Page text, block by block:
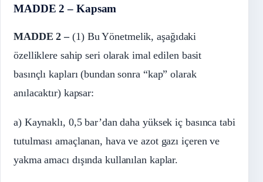
MADDE 2 – Kapsam
MADDE 2 –(1) Bu Yönetmelik, aşağıdaki
özelliklere sahip seri olarak imal edilen basit
basınçlı kapları (bundan sonra “kap” olarak
anılacaktır) kapsar:
a) Kaynaklı, 0,5 bar’dan daha yüksek iç basınca tabi
tutulması amaçlanan, hava ve azot gazı içeren ve
yakma amacı dışında kullanılan kaplar.